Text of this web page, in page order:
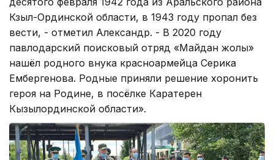
Кзыл-Ординской области, в 1943 году пропал без
вести, - отметил Александр. - В 2020 году
павлодарский поисковый отряд «Майдан жолы»
нашёл родного внука красноармейца Серика
Ембергенова. Родные приняли решение хоронить
героя на Родине, в посёлке Каратерен
Кызылординской области».